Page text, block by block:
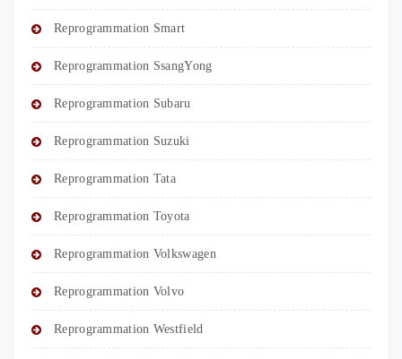
Reprogrammation Smart
Reprogrammation SsangYong
Reprogrammation Subaru
Reprogrammation Suzuki
Reprogrammation Tata
Reprogrammation Toyota
Reprogrammation Volkswagen
Reprogrammation Volvo
Reprogrammation Westfield